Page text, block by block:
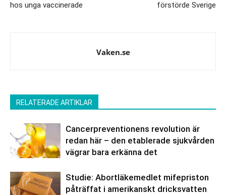
hos unga vaccinerade
förstörde Sverige
Vaken.se
RELATERADE ARTIKLAR
Cancerpreventionens revolution är
redan här – den etablerade sjukvården
vägrar bara erkänna det
Studie: Abortläkemedlet mifepriston
påträffat i amerikanskt dricksvatten